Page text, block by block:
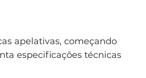
apelativas, começando
especificações técnicas